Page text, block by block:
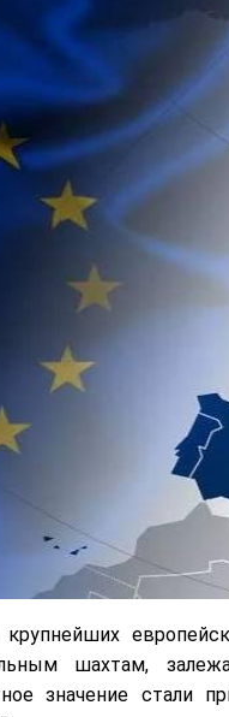
шахтам,
значение стали